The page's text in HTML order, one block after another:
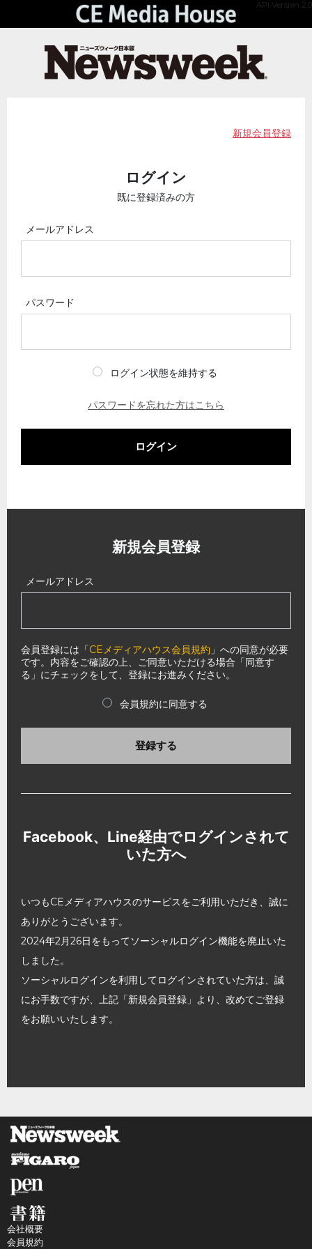
API Version 2.0
新規会員登録
ログイン
既に登録済みの方
メールアドレス
パスワード
ログイン状態を維持する
パスワードを忘れた方はこちら
ログイン
新規会員登録
メールアドレス
会員登録には「CEメディアハウス会員規約 」への同意が必要
です。内容をご確認の上、ご同意いただける場合「同意す
る」にチェックをして、登録にお進みください。
会員規約に同意する
登録する
Facebook、Line経由でログインされて
いた方へ
いつもCEメディアハウスのサービスをご利用いただき、誠に
ありがとうございます。
2024年2月26日をもってソーシャルログイン機能を廃止いた
しました。
ソーシャルログインを利用してログインされていた方は、誠
にお手数ですが、上記「新規会員登録」より、改めてご登録
をお願いいたします。
会社概要
会員規約